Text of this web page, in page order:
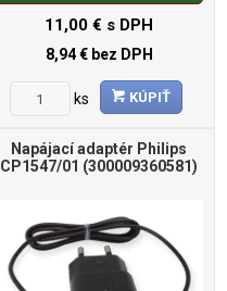
11,00 € s DPH
8,94 € bez DPH
ks KÚPIŤ
Napájací adaptér Philips
CP1547/01 (300009360581)